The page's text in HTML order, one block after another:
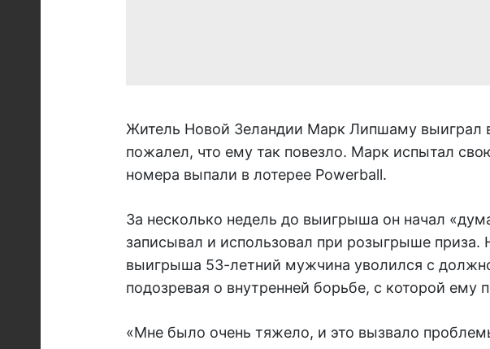
Житель Новой Зеландии Марк Липшаму выиграл
пожалел, что ему так повезло. Марк испытал
номера выпали в лотерее Powerball.
За несколько недель до выигрыша он начал
записывал и использовал при розыгрыше
выигрыша 53-летний мужчина уволился с
подозревая о внутренней борьбе, с которой ему
«Мне было очень тяжело, и это вызвало